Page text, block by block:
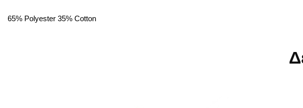
65% Polyester 35% Cotton